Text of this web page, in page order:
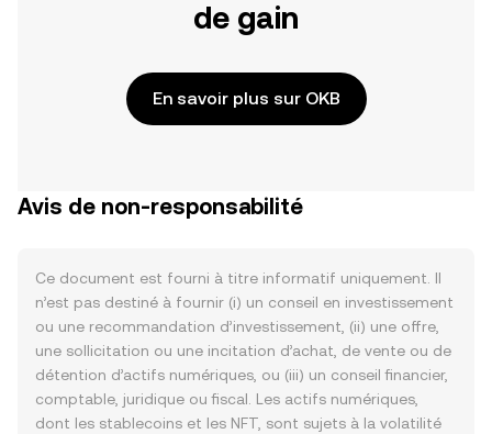
de gain
En savoir plus sur OKB
Avis de non-responsabilité
Ce document est fourni à titre informatif uniquement. Il
n’est pas destiné à fournir (i) un conseil en investissement
ou une recommandation d’investissement, (ii) une offre,
une sollicitation ou une incitation d’achat, de vente ou de
détention d’actifs numériques, ou (iii) un conseil financier,
comptable, juridique ou fiscal. Les actifs numériques,
dont les stablecoins et les NFT, sont sujets à la volatilité